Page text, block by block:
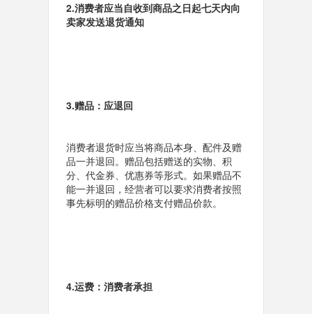
2.消费者应当自收到商品之日起七天内向
卖家发送退货通知
3.赠品：应退回
消费者退货时应当将商品本身、配件及赠
品一并退回。赠品包括赠送的实物、积
分、代金券、优惠券等形式。如果赠品不
能一并退回，经营者可以要求消费者按照
事先标明的赠品价格支付赠品价款。
4.运费：消费者承担